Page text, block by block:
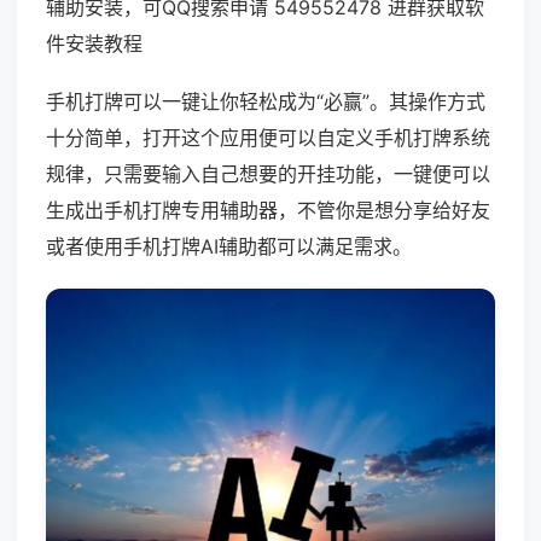
辅助安装，可QQ搜索申请 549552478 进群获取软
件安装教程
手机打牌可以一键让你轻松成为“必赢”。其操作方式
十分简单，打开这个应用便可以自定义手机打牌系统
规律，只需要输入自己想要的开挂功能，一键便可以
生成出手机打牌专用辅助器，不管你是想分享给好友
或者使用手机打牌AI辅助都可以满足需求。